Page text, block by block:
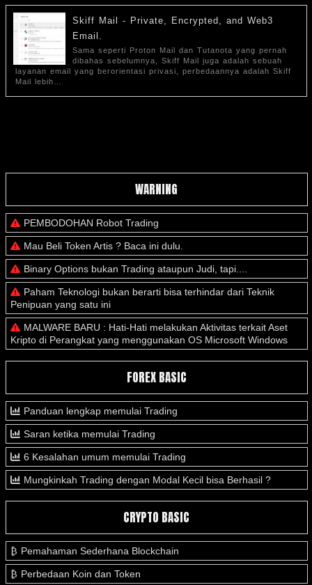
Skiff Mail - Private, Encrypted, and Web3
Email.
Sama seperti Proton Mail dan Tutanota yang pernah
dibahas sebelumnya, Skiff Mail juga adalah sebuah
layanan email yang berorientasi privasi, perbedaannya adalah Skiff
Mail lebih…
WARNING
PEMBODOHAN Robot Trading
Mau Beli Token Artis ? Baca ini dulu.
Binary Options bukan Trading ataupun Judi, tapi....
Paham Teknologi bukan berarti bisa terhindar dari Teknik
Penipuan yang satu ini
MALWARE BARU : Hati-Hati melakukan Aktivitas terkait Aset
Kripto di Perangkat yang menggunakan OS Microsoft Windows
FOREX BASIC
Panduan lengkap memulai Trading
Saran ketika memulai Trading
6 Kesalahan umum memulai Trading
Mungkinkah Trading dengan Modal Kecil bisa Berhasil ?
CRYPTO BASIC
Pemahaman Sederhana Blockchain
Perbedaan Koin dan Token